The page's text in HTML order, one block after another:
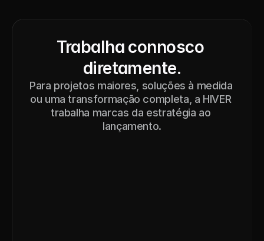
Trabalha connosco
diretamente.
Para projetos maiores, soluções à medida
ou uma transformação completa, a HIVER
trabalha marcas da estratégia ao
lançamento.